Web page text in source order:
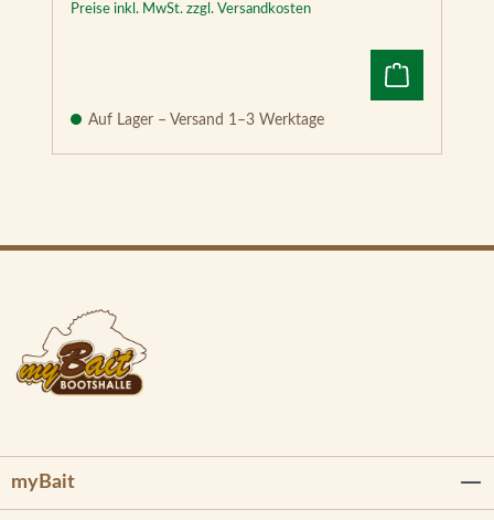
Preise inkl. MwSt. zzgl. Versandkosten
Auf Lager – Versand 1–3 Werktage
myBait